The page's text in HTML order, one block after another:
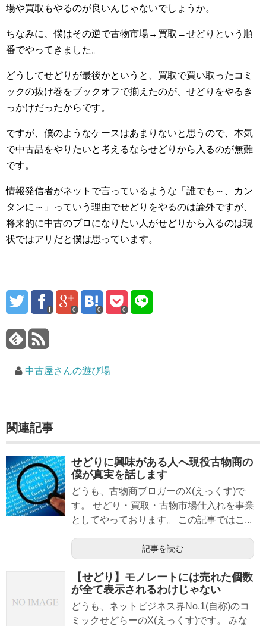
場や買取もやるのが良いんじゃないでしょうか。
ちなみに、僕はその逆で古物市場→買取→せどりという順
番でやってきました。
どうしてせどりが最後かというと、買取で買い取ったコミ
ックの抜け巻をブックオフで揃えたのが、せどりをやるき
っかけだったからです。
ですが、僕のようなケースはあまりないと思うので、本気
で中古品をやりたいと考えるならせどりから入るのが無難
です。
情報発信者がネットで言っているような「誰でも～、カン
タンに～」っていう理由でせどりをやるのは論外ですが、
将来的に中古のプロになりたい人がせどりから入るのは現
状ではアリだと僕は思っています。
0 0 0
中古屋さんの遊び場
関連記事
せどりに興味がある人へ現役古物商の
僕が真実を話します
どうも、古物商ブロガーのX(えっくす)で
す。 せどり・買取・古物市場仕入れを事業
としてやっております。 この記事ではこ...
記事を読む
【せどり】モノレートには売れた個数
が全て表示されるわけじゃない
どうも、ネットビジネス界No.1(自称)のコ
ミックせどらーのX(えっくす)です。 みな